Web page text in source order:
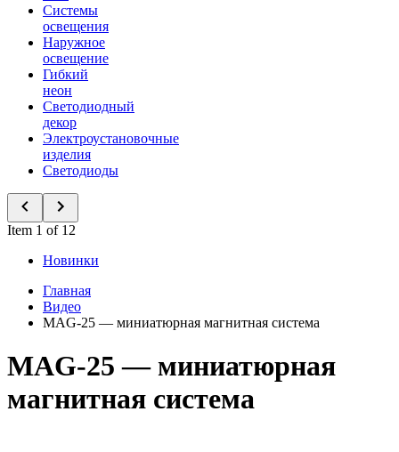
Системы
освещения
Наружное
освещение
Гибкий
неон
Светодиодный
декор
Электроустановочные
изделия
Светодиоды
Item 1 of 12
Новинки
Главная
Видео
MAG-25 — миниатюрная магнитная система
MAG-25 — миниатюрная
магнитная система